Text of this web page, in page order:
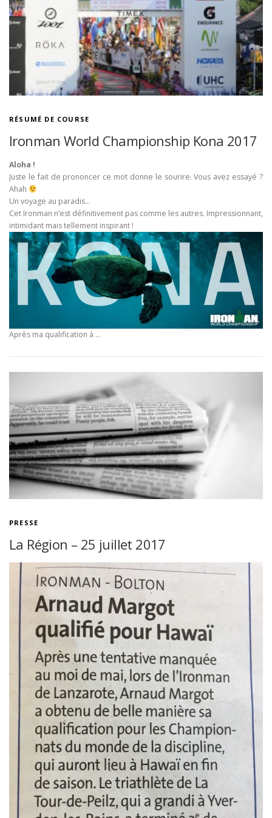
RÉSUMÉ DE COURSE
Ironman World Championship Kona 2017
Aloha !
Juste le fait de prononcer ce mot donne le sourire. Vous avez essayé ?
Ahah
Un voyage au paradis…
Cet Ironman n’est définitivement pas comme les autres. Impressionnant,
intimidant mais tellement inspirant !
Après ma qualification à …
PRESSE
La Région – 25 juillet 2017